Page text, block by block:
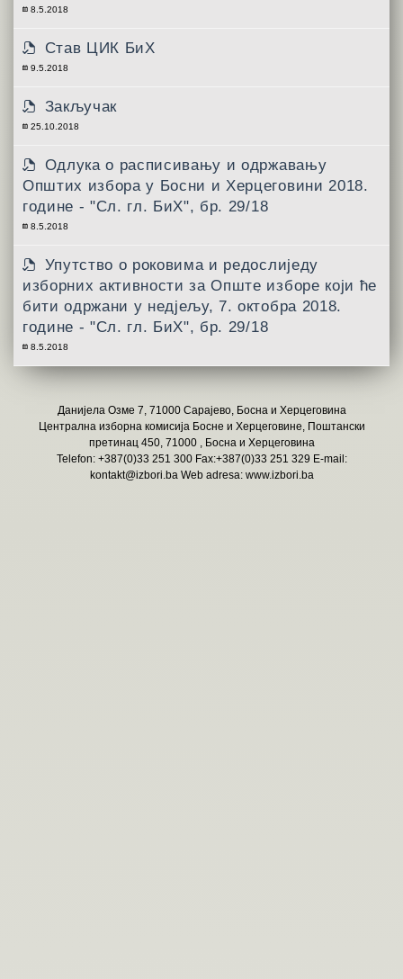
8.5.2018
Став ЦИК БиХ
9.5.2018
Закључак
25.10.2018
Одлукa о расписивању и одржавању
Општих избора у Босни и Херцеговини 2018.
године - "Сл. гл. БиХ", бр. 29/18
8.5.2018
Упутствo о роковима и редослиједу
изборних активности за Опште изборе који ће
бити одржани у недјељу, 7. октобра 2018.
године - "Сл. гл. БиХ", бр. 29/18
8.5.2018
Данијела Озме 7, 71000 Сарајево, Босна и Херцеговина
Централна изборна комисија Босне и Херцеговине, Поштански
претинац 450, 71000 , Босна и Херцеговина
Telefon: +387(0)33 251 300 Fax:+387(0)33 251 329 E-mail:
kontakt@izbori.baWeb adresa: www.izbori.ba